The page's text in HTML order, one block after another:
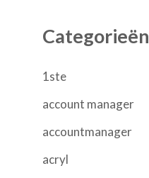
Categorieën
1ste
account manager
accountmanager
acryl